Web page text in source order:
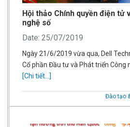
Hội thảo Chính quyền điện tử
nghệ số
Date: 25/07/2019
Ngày 21/6/2019 vừa qua, Dell
Cổ phần Đầu tư và Phát triển Công
[Chi tiết...]
Đào tạo